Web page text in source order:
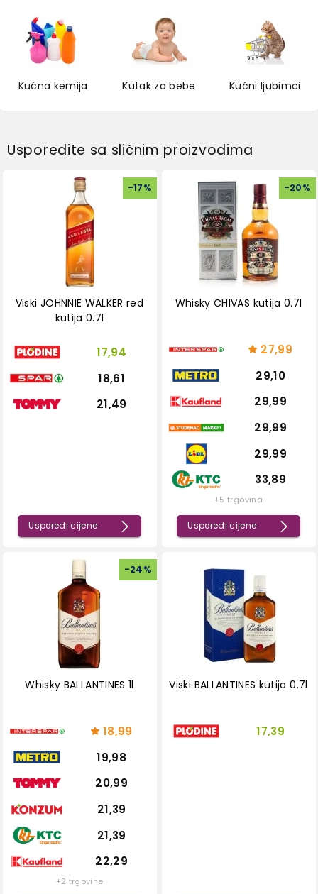
Kućna kemija Kutak za bebe Kućni ljubimci
Usporedite sa sličnim proizvodima
-17%
Viski JOHNNIE WALKER red
kutija 0.7l
17,94
18,61
21,49
Usporedi cijene
-20%
Whisky CHIVAS kutija 0.7l
27,99
29,10
29,99
29,99
29,99
33,89
+5 trgovina
Usporedi cijene
-24%
Whisky BALLANTINES 1l
18,99
19,98
20,99
21,39
21,39
22,29
+2 trgovine
Viski BALLANTINES kutija 0.7l
17,39